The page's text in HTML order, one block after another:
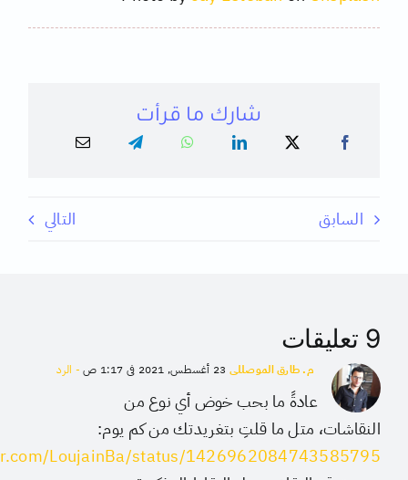
شارك ما قرأت
السابق التالي
9 تعليقات
م. طارق الموصللي - الرد
عادةً ما بحب خوض أي نوع من
النقاشات، متل ما قلتِ بتغريدتك من كم يوم:
LoujainBa/status/1426962084743585795